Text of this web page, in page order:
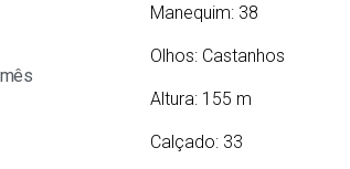
Manequim: 38
Olhos: Castanhos
Altura: 155 m
Calçado: 33